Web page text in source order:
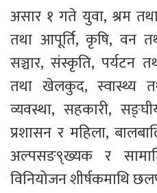
असार १ गते युवा, श्रम
तथा आपूर्ति, कृषि, वन
सञ्चार, संस्कृति, पर्यटन
तथा खेलकुद, स्वास्थ्य
व्यवस्था, सहकारी,
प्रशासन र महिला,
अल्पसङ९्ख्यक र
विनियोजन शीर्षकमाथि